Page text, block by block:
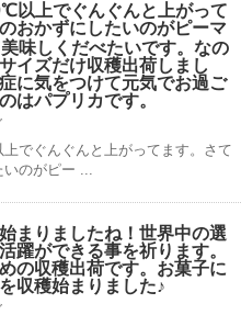
以上でぐんぐんと上がって
おかずにしたいのがピーマ
味しくだべたいです。なの
イズだけ収穫出荷しまし
に気をつけて元気でお過ご
はパプリカです。
でぐんぐんと上がってます。さて
のがピー ...
まりましたね！世界中の選
躍ができる事を祈ります。
の収穫出荷です。お菓子に
収穫始まりました♪